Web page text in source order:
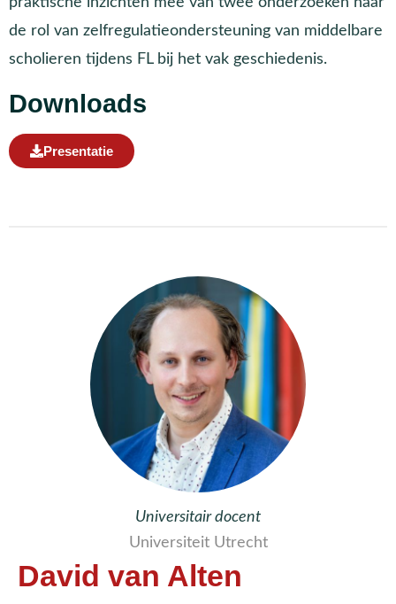
de rol van zelfregulatieondersteuning van middelbare
scholieren tijdens FL bij het vak geschiedenis.
Downloads
Presentatie
Universitair docent
Universiteit Utrecht
David van Alten